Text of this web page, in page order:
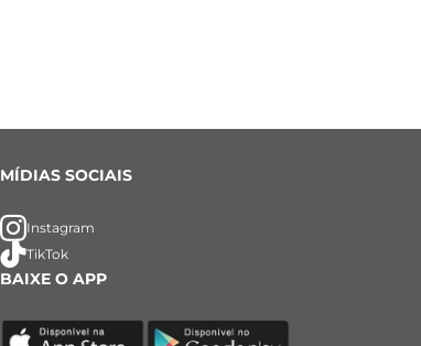
MÍDIAS SOCIAIS
Instagram
TikTok
BAIXE O APP